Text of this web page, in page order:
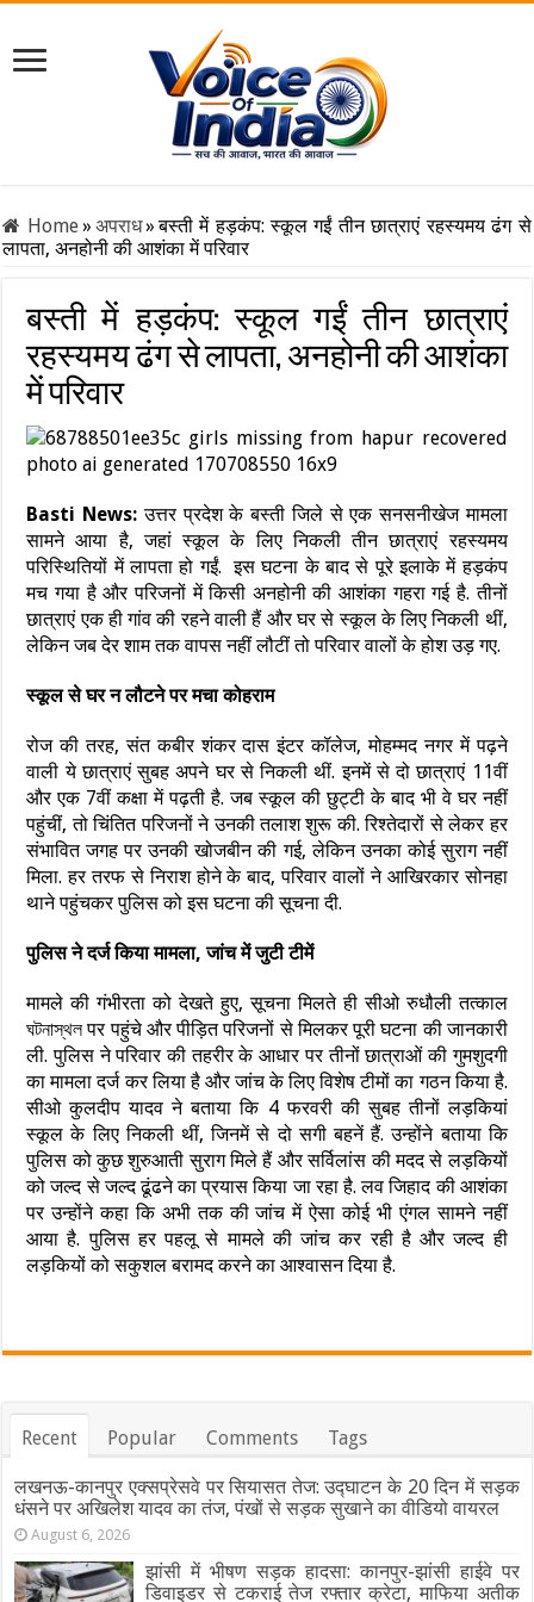
Home» अपराध»बस्ती में हड़कंप: स्कूल गईं तीन छात्राएं रहस्यमय ढंग से
लापता, अनहोनी की आशंका में परिवार
बस्ती में हड़कंप: स्कूल गईं तीन छात्राएं
रहस्यमय ढंग से लापता, अनहोनी की आशंका
में परिवार
Basti News: उत्तर प्रदेश के बस्ती जिले से एक सनसनीखेज मामला
सामने आया है, जहां स्कूल के लिए निकली तीन छात्राएं रहस्यमय
परिस्थितियों में लापता हो गईं.इस घटना के बाद से पूरे इलाके में हड़कंप
मच गया है और परिजनों में किसी अनहोनी की आशंका गहरा गई है. तीनों
छात्राएं एक ही गांव की रहने वाली हैं और घर से स्कूल के लिए निकली थीं,
लेकिन जब देर शाम तक वापस नहीं लौटीं तो परिवार वालों के होश उड़ गए.
स्कूल से घर न लौटने पर मचा कोहराम
रोज की तरह, संत कबीर शंकर दास इंटर कॉलेज, मोहम्मद नगर में पढ़ने
वाली ये छात्राएं सुबह अपने घर से निकली थीं. इनमें से दो छात्राएं 11वीं
और एक 7वीं कक्षा में पढ़ती है. जब स्कूल की छुट्टी के बाद भी वे घर नहीं
पहुंचीं, तो चिंतित परिजनों ने उनकी तलाश शुरू की. रिश्तेदारों से लेकर हर
संभावित जगह पर उनकी खोजबीन की गई, लेकिन उनका कोई सुराग नहीं
मिला. हर तरफ से निराश होने के बाद, परिवार वालों ने आखिरकार सोनहा
थाने पहुंचकर पुलिस को इस घटना की सूचना दी.
पुलिस ने दर्ज किया मामला, जांच में जुटी टीमें
मामले की गंभीरता को देखते हुए, सूचना मिलते ही सीओ रुधौली तत्काल
ঘটনাস্থল पर पहुंचे और पीड़ित परिजनों से मिलकर पूरी घटना की जानकारी
ली. पुलिस ने परिवार की तहरीर के आधार पर तीनों छात्राओं की गुमशुदगी
का मामला दर्ज कर लिया है और जांच के लिए विशेष टीमों का गठन किया है.
सीओ कुलदीप यादव ने बताया कि 4 फरवरी की सुबह तीनों लड़कियां
स्कूल के लिए निकली थीं, जिनमें से दो सगी बहनें हैं. उन्होंने बताया कि
पुलिस को कुछ शुरुआती सुराग मिले हैं और सर्विलांस की मदद से लड़कियों
को जल्द से जल्द ढूंढने का प्रयास किया जा रहा है. लव जिहाद की आशंका
पर उन्होंने कहा कि अभी तक की जांच में ऐसा कोई भी एंगल सामने नहीं
आया है. पुलिस हर पहलू से मामले की जांच कर रही है और जल्द ही
लड़कियों को सकुशल बरामद करने का आश्वासन दिया है.
Recent Popular Comments Tags
लखनऊ-कानपुर एक्सप्रेसवे पर सियासत तेज: उद्घाटन के 20 दिन में सड़क
धंसने पर अखिलेश यादव का तंज, पंखों से सड़क सुखाने का वीडियो वायरल
August 6, 2026
झांसी में भीषण सड़क हादसा: कानपुर-झांसी हाईवे पर
डिवाइडर से टकराई तेज रफ्तार क्रेटा, माफिया अतीक